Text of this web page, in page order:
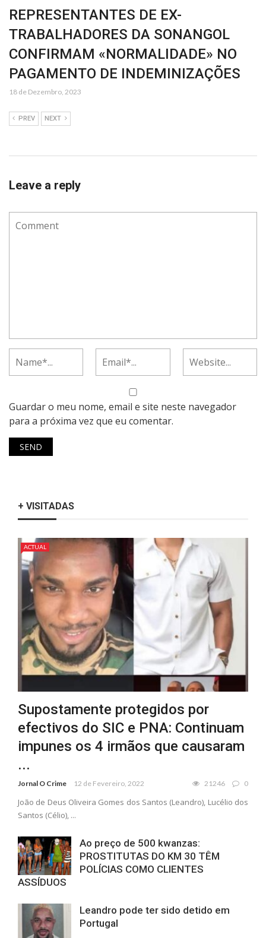
REPRESENTANTES DE EX-
TRABALHADORES DA SONANGOL
CONFIRMAM «NORMALIDADE» NO
PAGAMENTO DE INDEMINIZAÇÕES
18 de Dezembro, 2023
PREV NEXT
Leave a reply
Guardar o meu nome, email e site neste navegador
para a próxima vez que eu comentar.
+ VISITADAS
ACTUAL
Supostamente protegidos por
efectivos do SIC e PNA: Continuam
impunes os 4 irmãos que causaram
...
Jornal O Crime 12 de Fevereiro, 2022 21246 0
João de Deus Oliveira Gomes dos Santos (Leandro), Lucélio dos
Santos (Célio), ...
Ao preço de 500 kwanzas:
PROSTITUTAS DO KM 30 TÊM
POLÍCIAS COMO CLIENTES
ASSÍDUOS
Leandro pode ter sido detido em
Portugal